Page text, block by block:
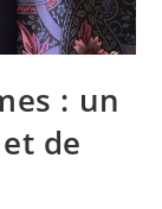
: un
de